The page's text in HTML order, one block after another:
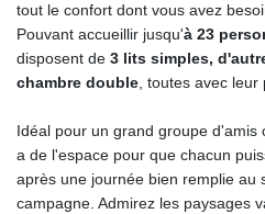
tout le confort dont vous avez
Pouvant accueillir jusqu'à 23
disposent de 3 lits simples,
chambre double, toutes avec leur
Idéal pour un grand groupe d'amis
a de l'espace pour que chacun
après une journée bien remplie au
campagne. Admirez les paysages